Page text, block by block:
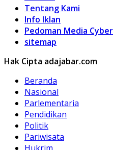
Tentang Kami
Info Iklan
Pedoman Media Cyber
sitemap
Hak Cipta adajabar.com
Beranda
Nasional
Parlementaria
Pendidikan
Politik
Pariwisata